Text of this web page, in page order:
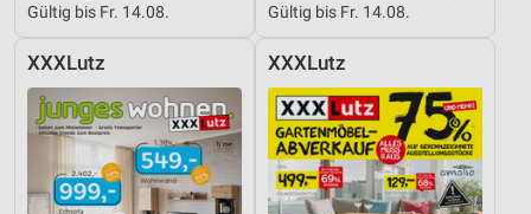
Gültig bis Fr. 14.08. Gültig bis Fr. 14.08.
XXXLutz XXXLutz